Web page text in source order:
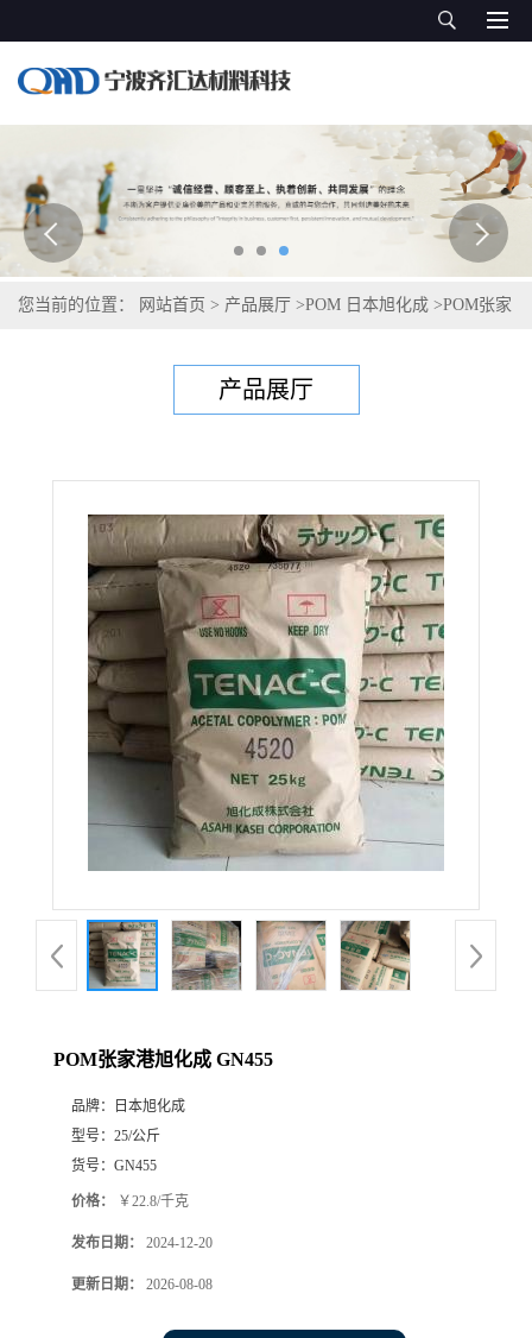
您当前的位置： 网站首页 > 产品展厅 >POM 日本旭化成 >POM张家
产品展厅
POM张家港旭化成 GN455
品牌：
日本旭化成
型号： 25/公斤
货号： GN455
价格： ￥22.8/千克
发布日期： 2024-12-20
更新日期： 2026-08-08